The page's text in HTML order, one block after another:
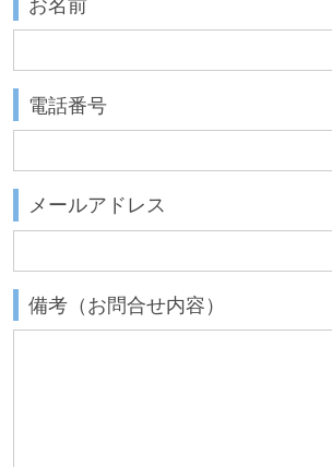
電話番号
メールアドレス
備考（お問合せ内容）